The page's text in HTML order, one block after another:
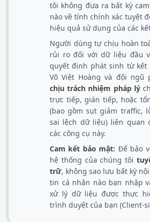
tôi không đưa ra bất kỳ
nào về tính chính xác tuyệt
hiệu quả sử dụng của các
Người dùng tự chịu hoàn
rủi ro đối với dữ liệu đầu
quyết định phát sinh từ kết
Võ Việt Hoàng và đội ngũ
chịu trách nhiệm pháp lý
trực tiếp, gián tiếp, hoặc
(bao gồm sụt giảm traffic,
sai lệch dữ liệu) liên quan
các công cụ này.
Cam kết bảo mật: Để bảo
hệ thống của chúng tôi
trữ, không sao lưu bất kỳ
tin cá nhân nào bạn nhập
xử lý dữ liệu được thực
trình duyệt của bạn (Client-